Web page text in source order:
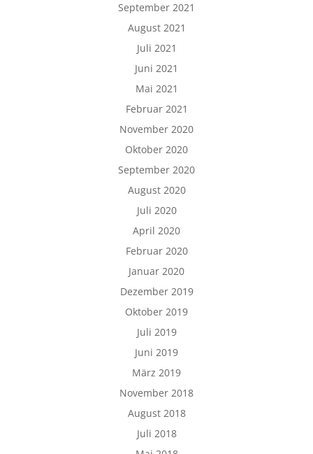
September 2021
August 2021
Juli 2021
Juni 2021
Mai 2021
Februar 2021
November 2020
Oktober 2020
September 2020
August 2020
Juli 2020
April 2020
Februar 2020
Januar 2020
Dezember 2019
Oktober 2019
Juli 2019
Juni 2019
März 2019
November 2018
August 2018
Juli 2018